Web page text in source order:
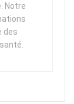
Notre
des